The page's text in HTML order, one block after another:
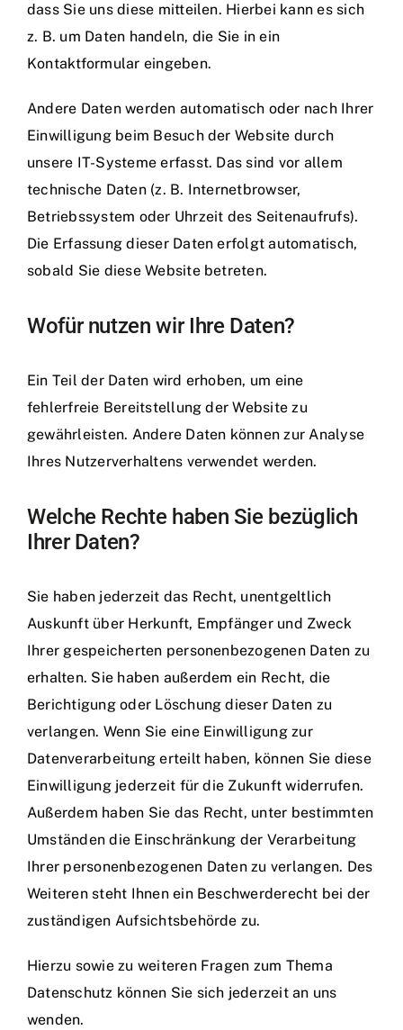
dass Sie uns diese mitteilen. Hierbei kann es sich
z. B. um Daten handeln, die Sie in ein
Kontaktformular eingeben.
Andere Daten werden automatisch oder nach Ihrer
Einwilligung beim Besuch der Website durch
unsere IT-Systeme erfasst. Das sind vor allem
technische Daten (z. B. Internetbrowser,
Betriebssystem oder Uhrzeit des Seitenaufrufs).
Die Erfassung dieser Daten erfolgt automatisch,
sobald Sie diese Website betreten.
Wofür nutzen wir Ihre Daten?
Ein Teil der Daten wird erhoben, um eine
fehlerfreie Bereitstellung der Website zu
gewährleisten. Andere Daten können zur Analyse
Ihres Nutzerverhaltens verwendet werden.
Welche Rechte haben Sie bezüglich
Ihrer Daten?
Sie haben jederzeit das Recht, unentgeltlich
Auskunft über Herkunft, Empfänger und Zweck
Ihrer gespeicherten personenbezogenen Daten zu
erhalten. Sie haben außerdem ein Recht, die
Berichtigung oder Löschung dieser Daten zu
verlangen. Wenn Sie eine Einwilligung zur
Datenverarbeitung erteilt haben, können Sie diese
Einwilligung jederzeit für die Zukunft widerrufen.
Außerdem haben Sie das Recht, unter bestimmten
Umständen die Einschränkung der Verarbeitung
Ihrer personenbezogenen Daten zu verlangen. Des
Weiteren steht Ihnen ein Beschwerderecht bei der
zuständigen Aufsichtsbehörde zu.
Hierzu sowie zu weiteren Fragen zum Thema
Datenschutz können Sie sich jederzeit an uns
wenden.